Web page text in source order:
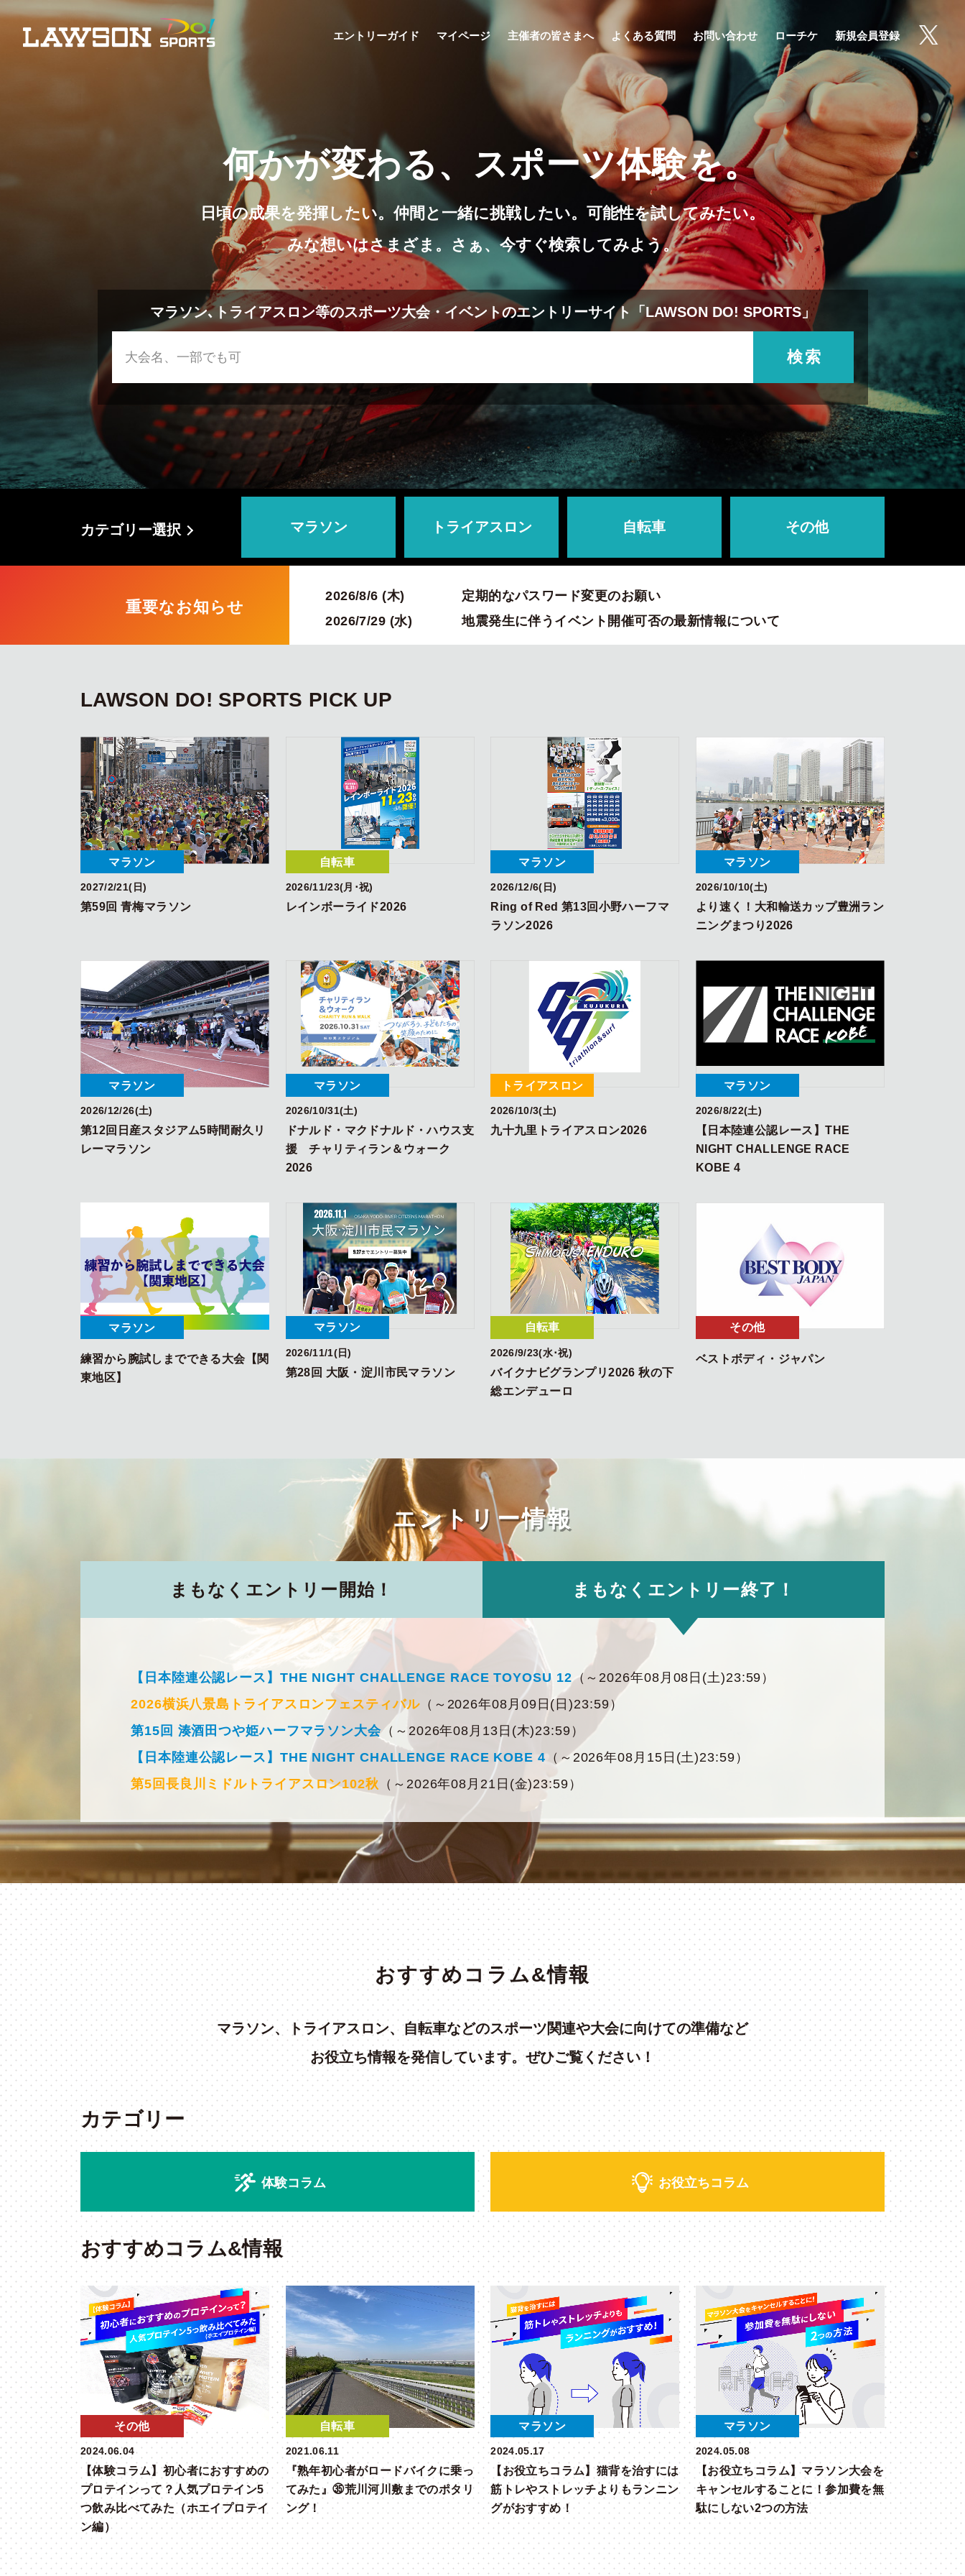
エントリーガイド マイページ 主催者の皆さまへ よくある質問 お問い合わせ ローチケ 新規会員登録
何かが変わる、 スポーツ体験を。
日頃の成果を発揮したい。仲間と一緒に挑戦したい。 可能性を試してみたい。
みな想いはさまざま。さぁ、今すぐ検索してみよう。
マラソン､トライアスロン等のスポーツ大会・ イベントのエントリーサイト「LAWSON DO! SPORTS」
検索
カテゴリー選択 マラソン トライアスロン 自転車 その他
重要なお知らせ
2026/8/6 (木)
定期的なパスワード変更のお願い
2026/7/29 (水)
地震発生に伴うイベント開催可否の最新情報について
LAWSON DO! SPORTS PICK UP
マラソン
2027/2/21(日)
第59回 青梅マラソン
自転車
2026/11/23(月･祝)
レインボーライド2026
マラソン
2026/12/6(日)
Ring of Red 第13回小野ハーフマ
ラソン2026
マラソン
2026/10/10(土)
より速く！大和輸送カップ豊洲ラン
ニングまつり2026
マラソン
2026/12/26(土)
第12回日産スタジアム5時間耐久リ
レーマラソン
マラソン
2026/10/31(土)
ドナルド・マクドナルド・ハウス支
援 チャリティラン＆ウォーク
2026
トライアスロン
2026/10/3(土)
九十九里トライアスロン2026
マラソン
2026/8/22(土)
【日本陸連公認レース】THE
NIGHT CHALLENGE RACE
KOBE 4
マラソン
練習から腕試しまでできる大会【関
東地区】
マラソン
2026/11/1(日)
第28回 大阪・淀川市民マラソン
自転車
2026/9/23(水･祝)
バイクナビグランプリ2026 秋の下
総エンデューロ
その他
ベストボディ・ジャパン
エントリー情報
まもなく エントリー 開始！ まもなく エントリー終了！
【日本陸連公認レース】THE NIGHT CHALLENGE RACE TOYOSU 12（～2026年08月08日(土)23:59）
2026横浜八景島トライアスロンフェスティバル（～2026年08月09日(日)23:59）
第15回 湊酒田つや姫ハーフマラソン大会（～2026年08月13日(木)23:59）
【日本陸連公認レース】THE NIGHT CHALLENGE RACE KOBE 4 （～2026年08月15日(土)23:59）
第5回長良川ミドルトライアスロン102秋 （～2026年08月21日(金)23:59）
第14回 大阪せんなんオープンウォータースイムレース
（～2026年08月21日(金)23:59）
第3回お台場潮風あおぞらマラソン（～2026年08月23日(日)23:59）
（～2026年08月23日(日)23:59）
藤井かすみステップジャンプツアー2026 Pre challenge シリーズ 西那須野大会 （～2026年08月25日(火)22:00）
2026村上・笹川流れ国際トライアスロン大会 （～2026年08月25日(火)23:59）
おすすめコラム&情報
マラソン、トライアスロン、自転車などのスポーツ関連や大会に向けての準備など
お役立ち情報を発信しています。ぜひご覧ください！
カテゴリー
体験コラム お役立ちコラム
おすすめコラム&情報
その他
2024.06.04
【体験コラム】初心者におすすめの
プロテインって？人気プロテイン5
つ飲み比べてみた（ホエイプロテイ
ン編）
自転車
2021.06.11
『熟年初心者がロードバイクに乗っ
てみた』㉟荒川河川敷までのポタリ
ング！
マラソン
2024.05.17
【お役立ちコラム】猫背を治すには
筋トレやストレッチよりもランニン
グがおすすめ！
マラソン
2024.05.08
【お役立ちコラム】マラソン大会を
キャンセルすることに！参加費を無
駄にしない2つの方法